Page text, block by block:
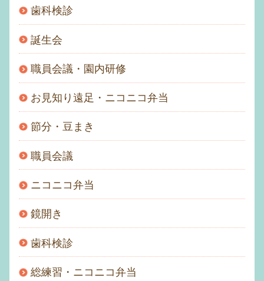
歯科検診
誕生会
職員会議・園内研修
お見知り遠足・ニコニコ弁当
節分・豆まき
職員会議
ニコニコ弁当
鏡開き
歯科検診
総練習・ニコニコ弁当